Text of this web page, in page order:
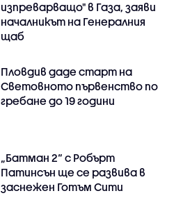
изпреварващо" в Газа, заяви
началникът на Генералния
щаб
Пловдив даде старт на
Световното първенство по
гребане до 19 години
„Батман 2“ с Робърт
Патинсън ще се развива в
заснежен Готъм Сити